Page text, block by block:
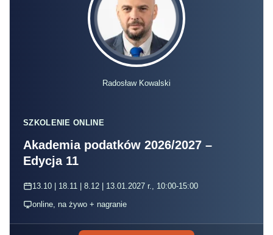
Radosław Kowalski
SZKOLENIE ONLINE
Akademia podatków 2026/2027 –
Edycja 11
13.10 | 18.11 | 8.12 | 13.01.2027 r., 10:00-15:00
online, na żywo + nagranie